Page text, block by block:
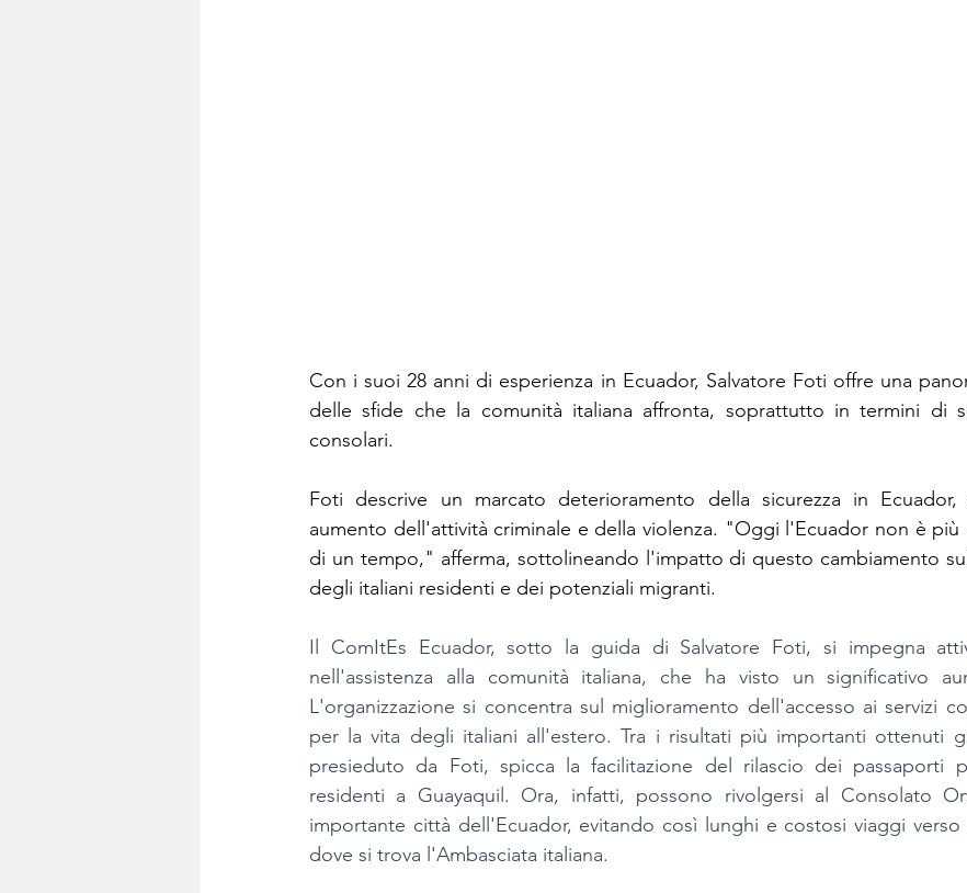
Con i suoi 28 anni di esperienza in Ecuador, Salvatore Foti offre una
delle sfide che la comunità italiana affronta, soprattutto in termini di
consolari.
Foti descrive un marcato deterioramento della sicurezza in Ecuador,
aumento dell'attività criminale e della violenza. "Oggi l'Ecuador non è più
di un tempo," afferma, sottolineando l'impatto di questo cambiamento
degli italiani residenti e dei potenziali migranti.
Il ComItEs Ecuador, sotto la guida di Salvatore Foti, si impegna
nell'assistenza alla comunità italiana, che ha visto un significativo
L'organizzazione si concentra sul miglioramento dell'accesso ai servizi
per la vita degli italiani all'estero. Tra i risultati più importanti ottenuti
presieduto da Foti, spicca la facilitazione del rilascio dei passaporti
residenti a Guayaquil. Ora, infatti, possono rivolgersi al Consolato
importante città dell'Ecuador, evitando così lunghi e costosi viaggi
dove si trova l'Ambasciata italiana.